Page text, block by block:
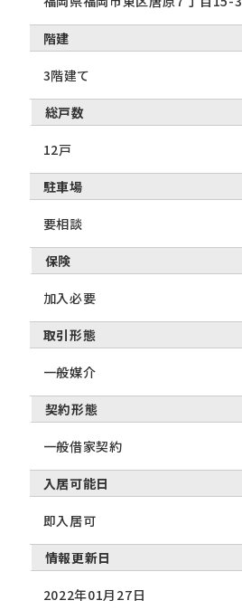
階建
3階建て
総戸数
12戸
駐車場
要相談
保険
加入必要
取引形態
一般媒介
契約形態
一般借家契約
入居可能日
即入居可
情報更新日
2022年01月27日